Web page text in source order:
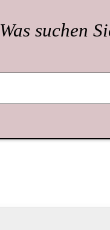
Was suchen